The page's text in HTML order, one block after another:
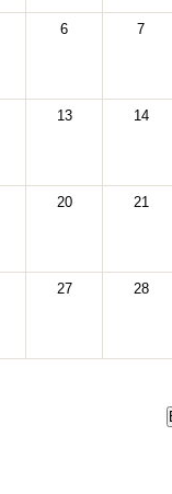
6 7
13 14
20 21
27 28